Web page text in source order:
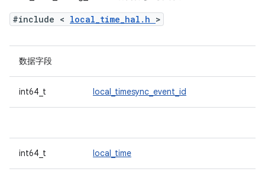
#include < local_time_hal.h >
数据字段
int64_t local_timesync_event_id
int64_t local_time